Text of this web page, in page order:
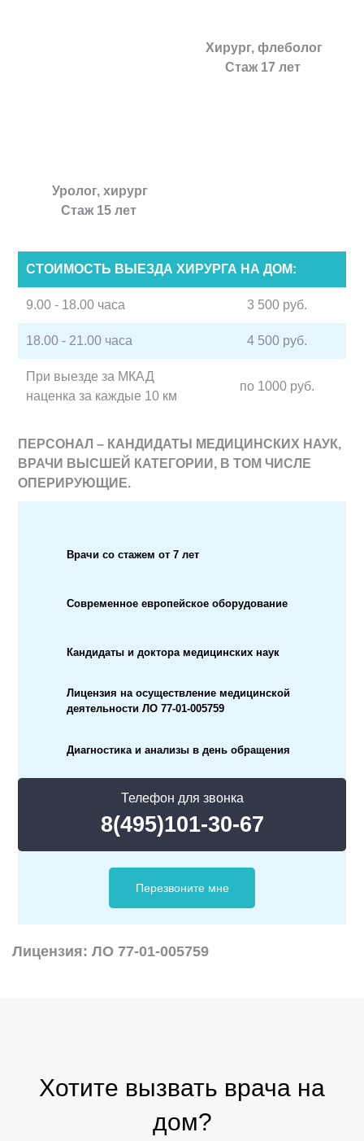
Уролог, хирург
Стаж 15 лет
Хирург, флеболог
Стаж 17 лет
СТОИМОСТЬ ВЫЕЗДА ХИРУРГА НА ДОМ:
9.00 - 18.00 часа 3 500 руб.
18.00 - 21.00 часа 4 500 руб.
При выезде за МКАД
наценка за каждые 10 км
по 1000 руб.
ПЕРСОНАЛ – КАНДИДАТЫ МЕДИЦИНСКИХ НАУК,
ВРАЧИ ВЫСШЕЙ КАТЕГОРИИ, В ТОМ ЧИСЛЕ
ОПЕРИРУЮЩИЕ.
Врачи со стажем от 7 лет
Современное европейское оборудование
Кандидаты и доктора медицинских наук
Лицензия на осуществление медицинской
деятельности ЛО 77-01-005759
Диагностика и анализы в день обращения
Телефон для звонка
8(495)101-30-67
Перезвоните мне
Лицензия: ЛО 77-01-005759
Хотите вызвать врача на
дом?